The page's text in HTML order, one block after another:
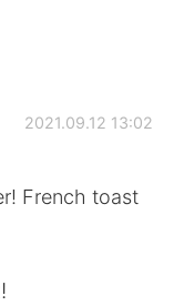
2021.09.12 13:02
French toast